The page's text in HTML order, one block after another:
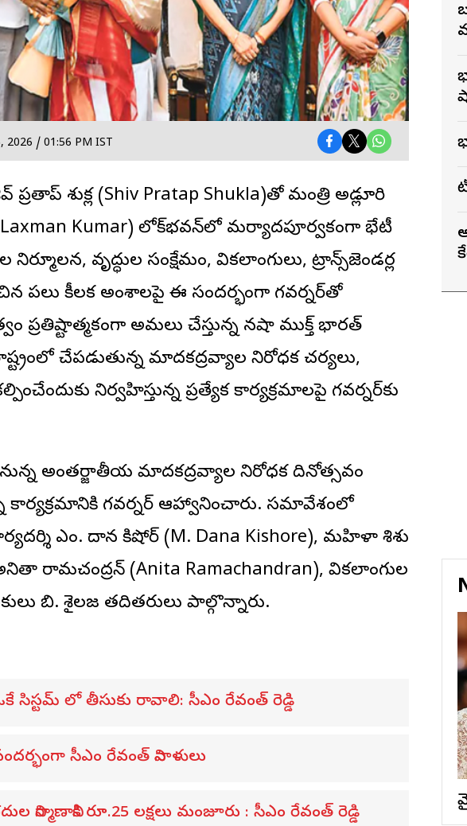
2026 / 01:56 PM IST
ప్రతాప్ శుక్ల(Shiv Pratap Shukla)తో మంత్రి అడ్లూరి
Laxman Kumar) లోక్‌భవన్‌లో మర్యాదపూర్వకంగా భేటీ
వృద్ధుల సంక్షేమం, వికలాంగులు, ట్రాన్స్‌జెండర్ల
పలు కీలక అంశాలపై ఈ సందర్భంగా గవర్నర్‌‌తో
ప్రతిష్టాత్మకంగా అమలు చేస్తున్న నషా ముక్త్ భారత్
చేపడుతున్న మాదకద్రవ్యాల నిరోధక చర్యలు,
నిర్వహిస్తున్న ప్రత్యేక కార్యక్రమాలపై గవర్నర్‌కు
అంతర్జాతీయ మాదకద్రవ్యాల నిరోధక దినోత్సవం
కార్యక్రమానికి గవర్నర్‌ ఆహ్వానించారు. సమావేశంలో
ఎం. దాన కిషోర్ (M. Dana Kishore), మహిళా శిశు
రామచంద్రన్ (Anita Ramachandran), వికలాంగుల
బి. శైలజ తదితరులు పాల్గొన్నారు.
సిస్టమ్ లో తీసుకు రావాలి: సీఎం రేవంత్ రెడ్డి
సీఎం రేవంత్‌ నివాళులు
నిర్మాణానికి రూ.25 ల‌క్ష‌లు మంజూరు : సీఎం రేవంత్ రెడ్డి